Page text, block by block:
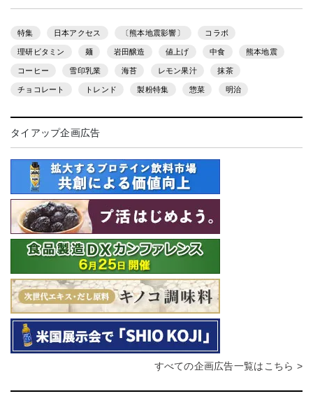
特集 日本アクセス 〔熊本地震影響〕 コラボ
理研ビタミン 麺 岩田醸造 値上げ 中食 熊本地震
コーヒー 雪印乳業 海苔 レモン果汁 抹茶
チョコレート トレンド 製粉特集 惣菜 明治
タイアップ企画広告
すべての企画広告一覧はこちら >